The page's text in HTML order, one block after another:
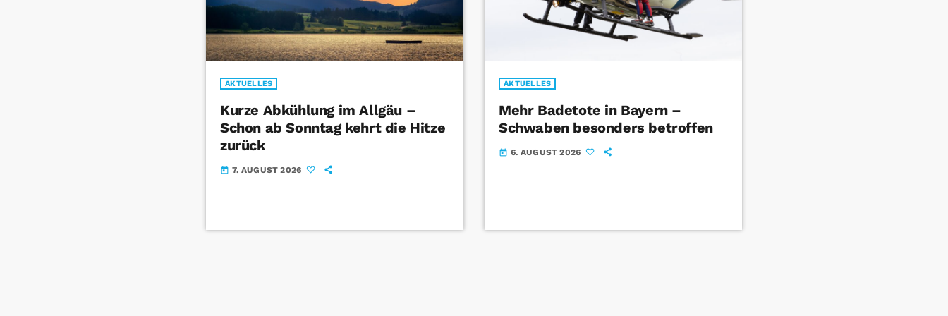
AKTUELLES
Kurze Abkühlung im Allgäu –
Schon ab Sonntag kehrt die Hitze
zurück
today 7. AUGUST 2026
AKTUELLES
Mehr Badetote in Bayern –
Schwaben besonders betroffen
today 6. AUGUST 2026